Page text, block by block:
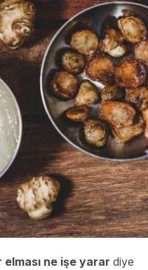
ne işe yarar diye